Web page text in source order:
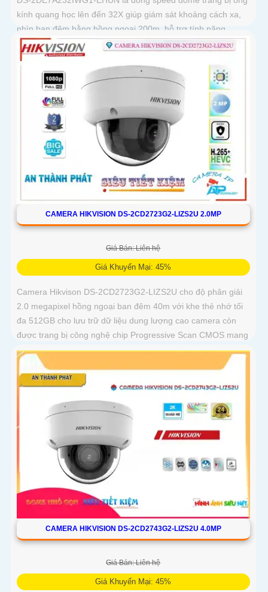
kính quang học lên đến 32X giúp giám sát khoảng cách xa,
nhìn ban đêm bằng hồng ngoại 200m, hỗ trợ tính năng
AcuSense nâng cao hiệu quả giám sát an ninh, có tốc độ lấy
nét cao nhờ công nghệ Self-learning
CAMERA HIKVISION DS-2CD2723G2-LIZS2U 2.0MP
Giá Bán: Liên hệ
Giá Khuyến Mại: 45%
Camera Hikvison DS-2CD2723G2-LIZS2U cho độ phân giải
2.0 megapixel hồng ngoại ban đêm 40m với khe thẻ nhớ tối
đa 512GB cho lưu trữ dữ liệu dung lượng cao camera còn
được trang bị công nghệ chip Progressive Scan CMOS mang
đến hình ảnh màu sắc rõ nét hơn, mượt mà với khả năng
quan sát Full Color trong khoảng cách 40m vào ban đêm
giúp camera có màu rõ nét như ban ngày
CAMERA HIKVISION DS-2CD2743G2-LIZS2U 4.0MP
Giá Bán: Liên hệ
Giá Khuyến Mại: 45%